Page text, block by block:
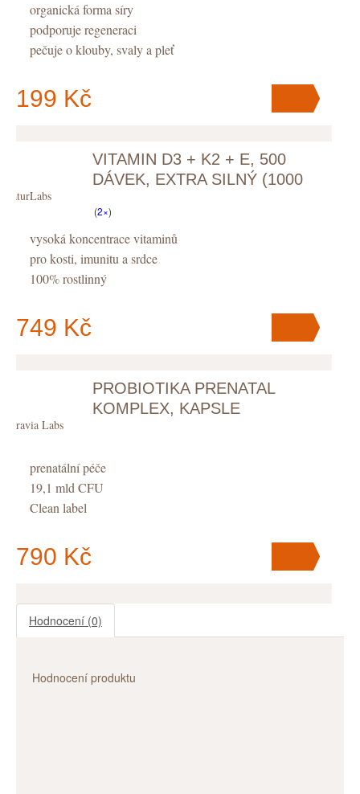
organická forma síry
podporuje regeneraci
pečuje o klouby, svaly a pleť
199 Kč
V košíku máteks.
VITAMIN D3 + K2 + E, 500
DÁVEK, EXTRA SILNÝ (1000
NaturLabs
(2×)
vysoká koncentrace vitaminů
pro kosti, imunitu a srdce
100% rostlinný
749 Kč
V košíku máteks.
PROBIOTIKA PRENATAL
KOMPLEX, KAPSLE
Puravia Labs
prenatální péče
19,1 mld CFU
Clean label
790 Kč
V košíku
Hodnocení (0)
Hodnocení produktu